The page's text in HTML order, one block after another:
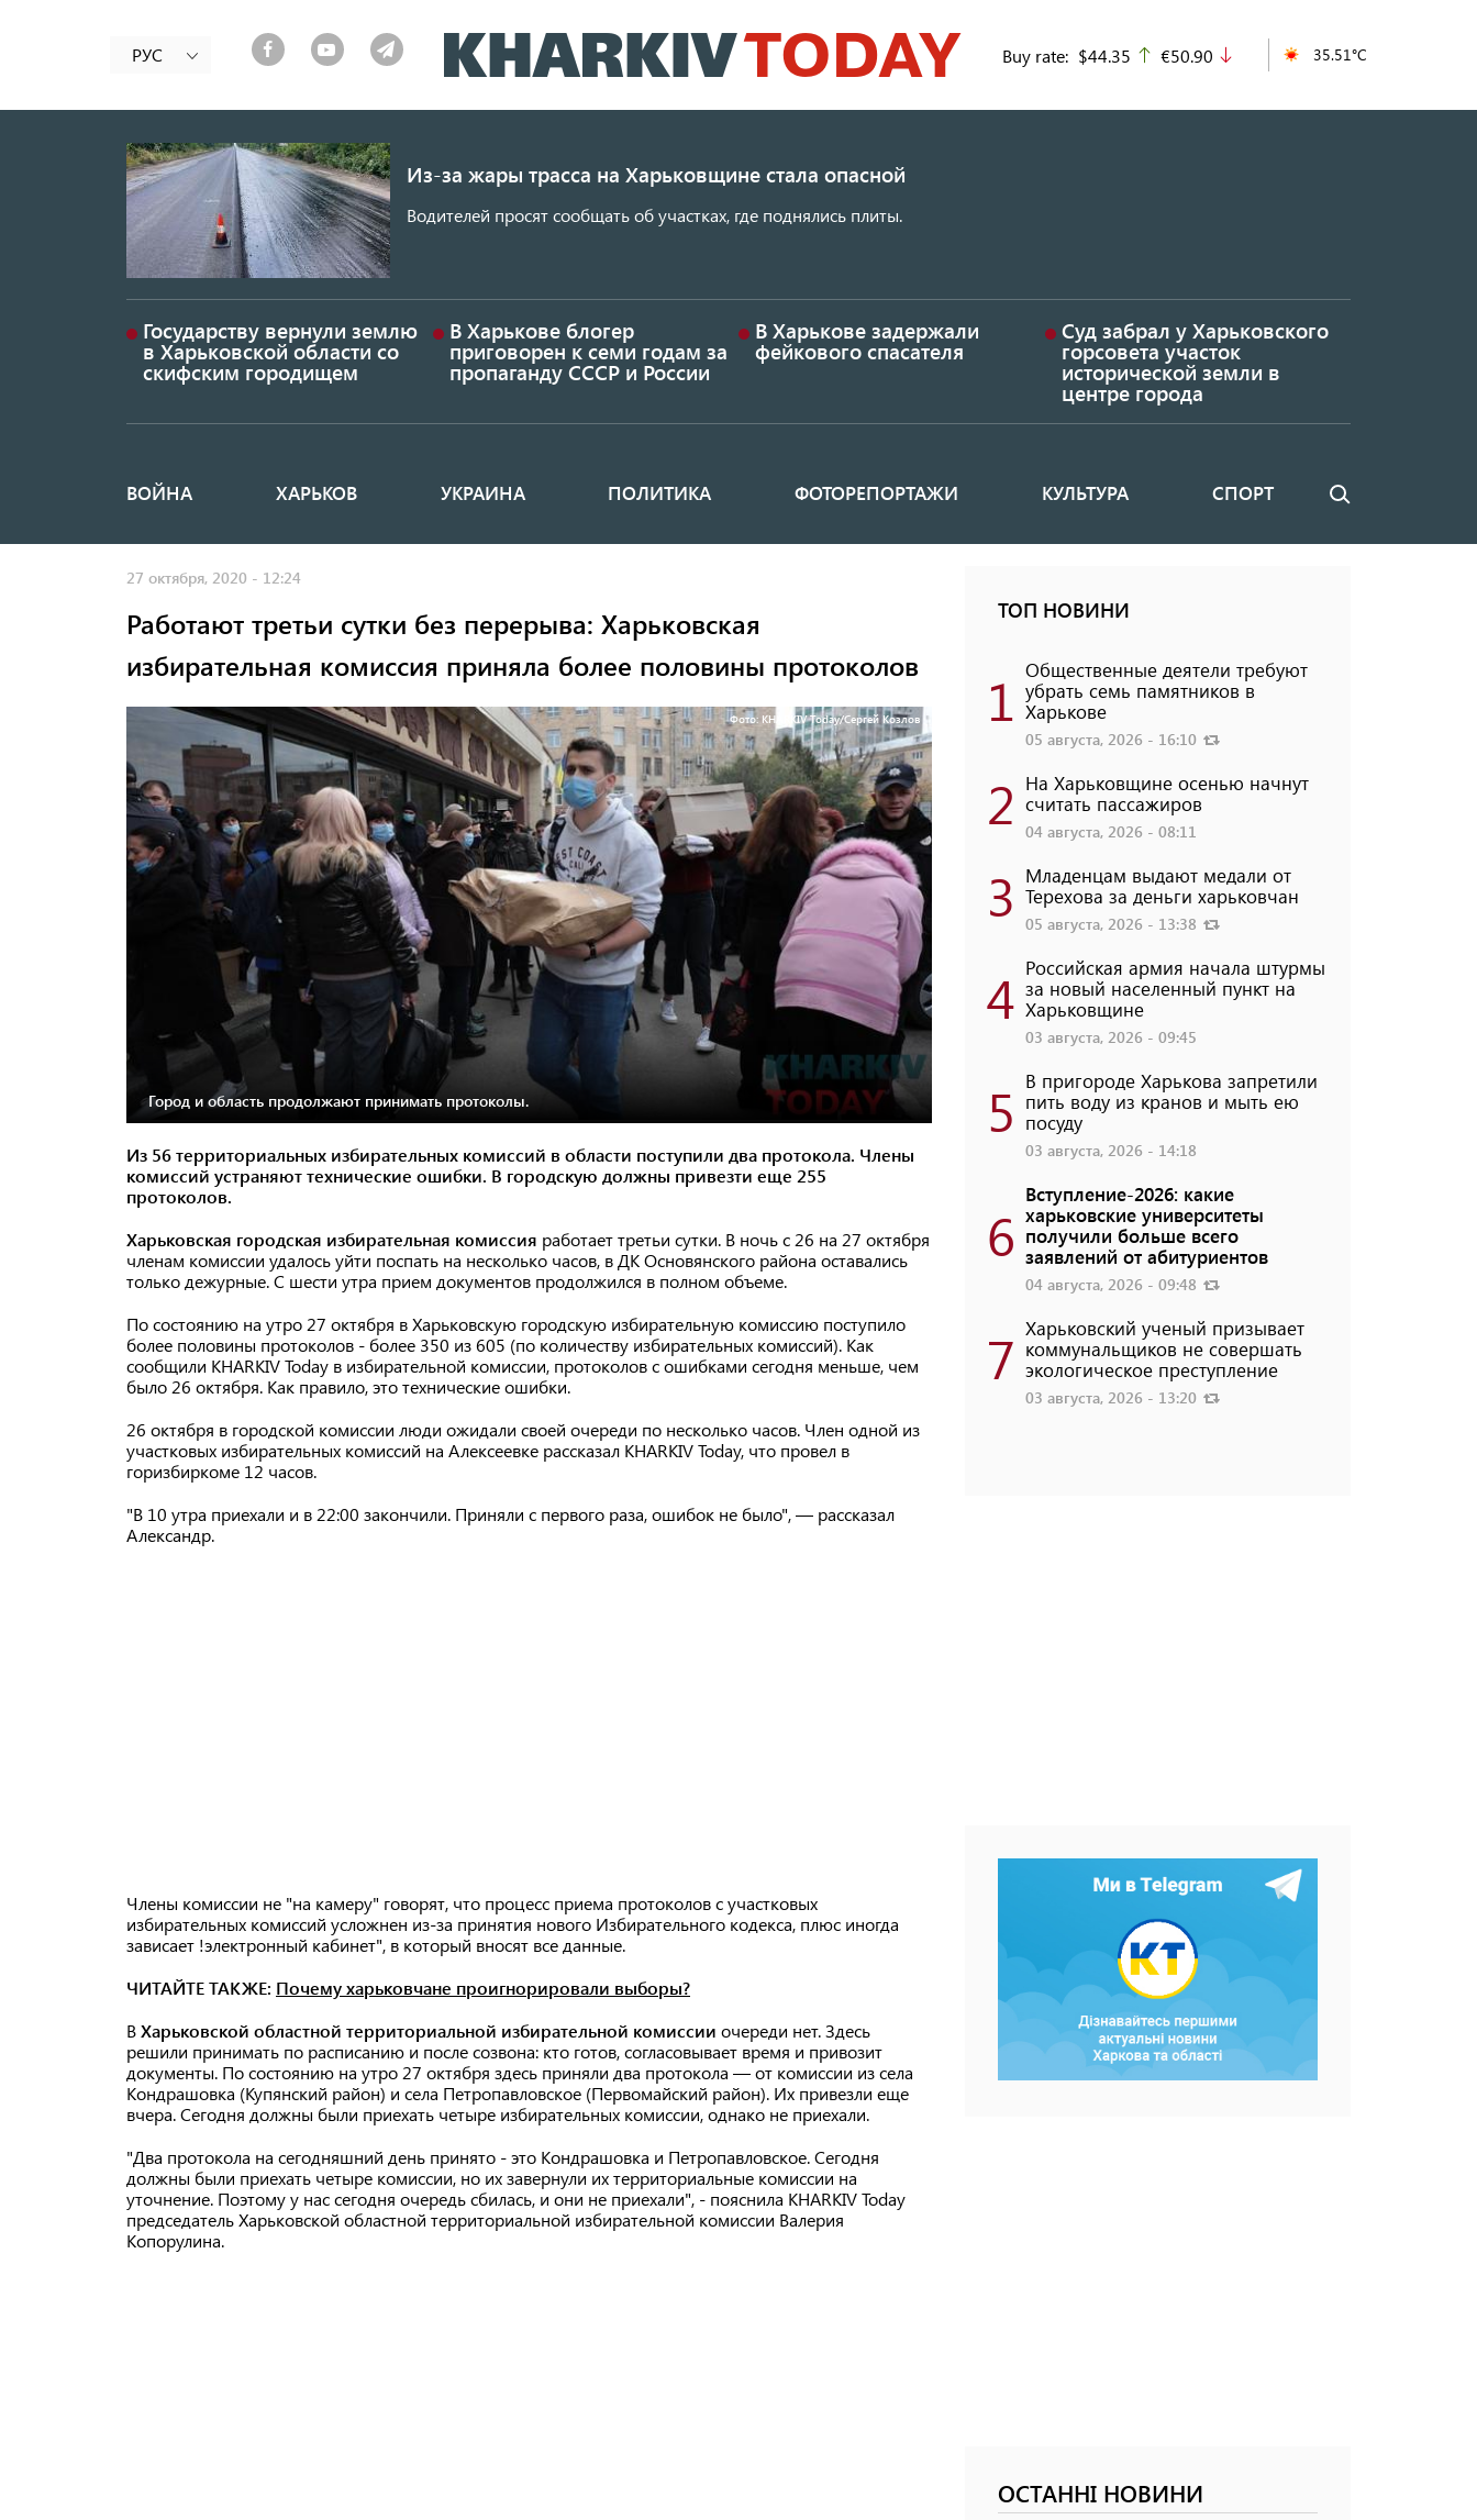
к
основному
РУС Buy rate: $44.35 up
€50.90 35.51°C
Из-за жары трасса на Харьковщине стала опасной
Водителей просят сообщать об участках, где поднялись плиты.
Государству вернули землю
в Харьковской области со
скифским городищем
В Харькове блогер
приговорен к семи годам за
пропаганду СССР и России
В Харькове задержали
фейкового спасателя
Суд забрал у Харьковского
горсовета участок
исторической земли в
центре города
Основная
ВОЙНА ХАРЬКОВ УКРАИНА ПОЛИТИКА ФОТОРЕПОРТАЖИ КУЛЬТУРА СПОРТ Поиск
27 октября, 2020 - 12:24
Работают третьи сутки без перерыва: Харьковская
избирательная комиссия приняла более половины протоколов
Фото: KHARKIV Today/Сергей Козлов
Город и область продолжают принимать протоколы.
Из 56 территориальных избирательных комиссий в области поступили два протокола. Члены
комиссий устраняют технические ошибки. В городскую должны привезти еще 255
протоколов.
Харьковская городская избирательная комиссия работает третьи сутки. В ночь с 26 на 27 октября
членам комиссии удалось уйти поспать на несколько часов, в ДК Основянского района оставались
только дежурные. С шести утра прием документов продолжился в полном объеме.
По состоянию на утро 27 октября в Харьковскую городскую избирательную комиссию поступило
более половины протоколов - более 350 из 605 (по количеству избирательных комиссий). Как
сообщили KHARKIV Today в избирательной комиссии, протоколов с ошибками сегодня меньше, чем
было 26 октября. Как правило, это технические ошибки.
26 октября в городской комиссии люди ожидали своей очереди по несколько часов. Член одной из
участковых избирательных комиссий на Алексеевке рассказал KHARKIV Today, что провел в
горизбиркоме 12 часов.
"В 10 утра приехали и в 22:00 закончили. Приняли с первого раза, ошибок не было", — рассказал
Александр.
Члены комиссии не "на камеру" говорят, что процесс приема протоколов с участковых
избирательных комиссий усложнен из-за принятия нового Избирательного кодекса, плюс иногда
зависает !электронный кабинет", в который вносят все данные.
ЧИТАЙТЕ ТАКЖЕ: Почему харьковчане проигнорировали выборы?
ВХарьковской областной территориальной избирательной комиссии очереди нет. Здесь
решили принимать по расписанию и после созвона: кто готов, согласовывает время и привозит
документы. По состоянию на утро 27 октября здесь приняли два протокола — от комиссии из села
Кондрашовка (Купянский район) и села Петропавловское (Первомайский район). Их привезли еще
вчера. Сегодня должны были приехать четыре избирательных комиссии, однако не приехали.
"Два протокола на сегодняшний день принято - это Кондрашовка и Петропавловское. Сегодня
должны были приехать четыре комиссии, но их завернули их территориальные комиссии на
уточнение. Поэтому у нас сегодня очередь сбилась, и они не приехали", - пояснила KHARKIV Today
председатель Харьковской областной территориальной избирательной комиссии Валерия
Копорулина.
ТОП НОВИНИ
1 Общественные деятели требуют
убрать семь памятников в
Харькове
05 августа, 2026 - 16:10
2 На Харьковщине осенью начнут
считать пассажиров
04 августа, 2026 - 08:11
3 Младенцам выдают медали от
Терехова за деньги харьковчан
05 августа, 2026 - 13:38
4 Российская армия начала штурмы
за новый населенный пункт на
Харьковщине
03 августа, 2026 - 09:45
5 В пригороде Харькова запретили
пить воду из кранов и мыть ею
посуду
03 августа, 2026 - 14:18
6
Вступление-2026: какие
харьковские университеты
получили больше всего
заявлений от абитуриентов
04 августа, 2026 - 09:48
7 Харьковский ученый призывает
коммунальщиков не совершать
экологическое преступление
03 августа, 2026 - 13:20
ОСТАННІ НОВИНИ